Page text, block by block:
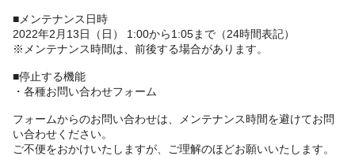
■メンテナンス日時
2022年2月13日（日） 1:00から1:05まで（24時間表記）
※メンテナンス時間は、前後する場合があります。
■停止する機能
・各種お問い合わせフォーム
フォームからのお問い合わせは、メンテナンス時間を避けてお問
い合わせください。
ご不便をおかけいたしますが、ご理解のほどお願いいたします。